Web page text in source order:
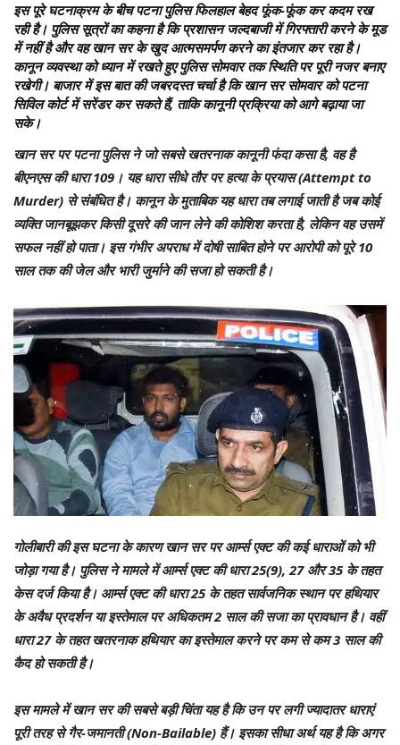
इस पूरे घटनाक्रम के बीच पटना पुलिस फिलहाल बेहद फूंक-फूंक कर कदम रख
रही है। पुलिस सूत्रों का कहना है कि प्रशासन जल्दबाजी में गिरफ्तारी करने के मूड
में नहीं है और वह खान सर के खुद आत्मसमर्पण करने का इंतजार कर रहा है।
कानून व्यवस्था को ध्यान में रखते हुए पुलिस सोमवार तक स्थिति पर पूरी नजर बनाए
रखेगी। बाजार में इस बात की जबरदस्त चर्चा है कि खान सर सोमवार को पटना
सिविल कोर्ट में सरेंडर कर सकते हैं, ताकि कानूनी प्रक्रिया को आगे बढ़ाया जा
सके।
खान सर पर पटना पुलिस ने जो सबसे खतरनाक कानूनी फंदा कसा है, वह है
बीएनएस की धारा 109। यह धारा सीधे तौर पर हत्या के प्रयास (Attempt to
Murder) से संबंधित है। कानून के मुताबिक यह धारा तब लगाई जाती है जब कोई
व्यक्ति जानबूझकर किसी दूसरे की जान लेने की कोशिश करता है, लेकिन वह उसमें
सफल नहीं हो पाता। इस गंभीर अपराध में दोषी साबित होने पर आरोपी को पूरे 10
साल तक की जेल और भारी जुर्माने की सजा हो सकती है।
गोलीबारी की इस घटना के कारण खान सर पर आर्म्स एक्ट की कई धाराओं को भी
जोड़ा गया है। पुलिस ने मामले में आर्म्स एक्ट की धारा 25(9), 27 और 35 के तहत
केस दर्ज किया है। आर्म्स एक्ट की धारा 25 के तहत सार्वजनिक स्थान पर हथियार
के अवैध प्रदर्शन या इस्तेमाल पर अधिकतम 2 साल की सजा का प्रावधान है। वहीं
धारा 27 के तहत खतरनाक हथियार का इस्तेमाल करने पर कम से कम 3 साल की
कैद हो सकती है।
इस मामले में खान सर की सबसे बड़ी चिंता यह है कि उन पर लगी ज्यादातर धाराएं
पूरी तरह से गैर-जमानती (Non-Bailable) हैं। इसका सीधा अर्थ यह है कि अगर